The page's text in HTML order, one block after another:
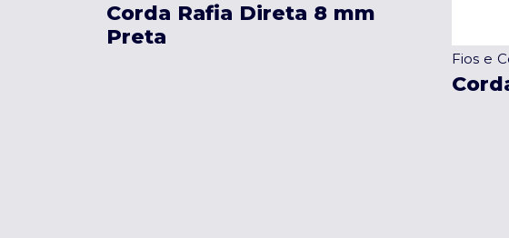
Corda Rafia Direta 8 mm
Preta
Fios e